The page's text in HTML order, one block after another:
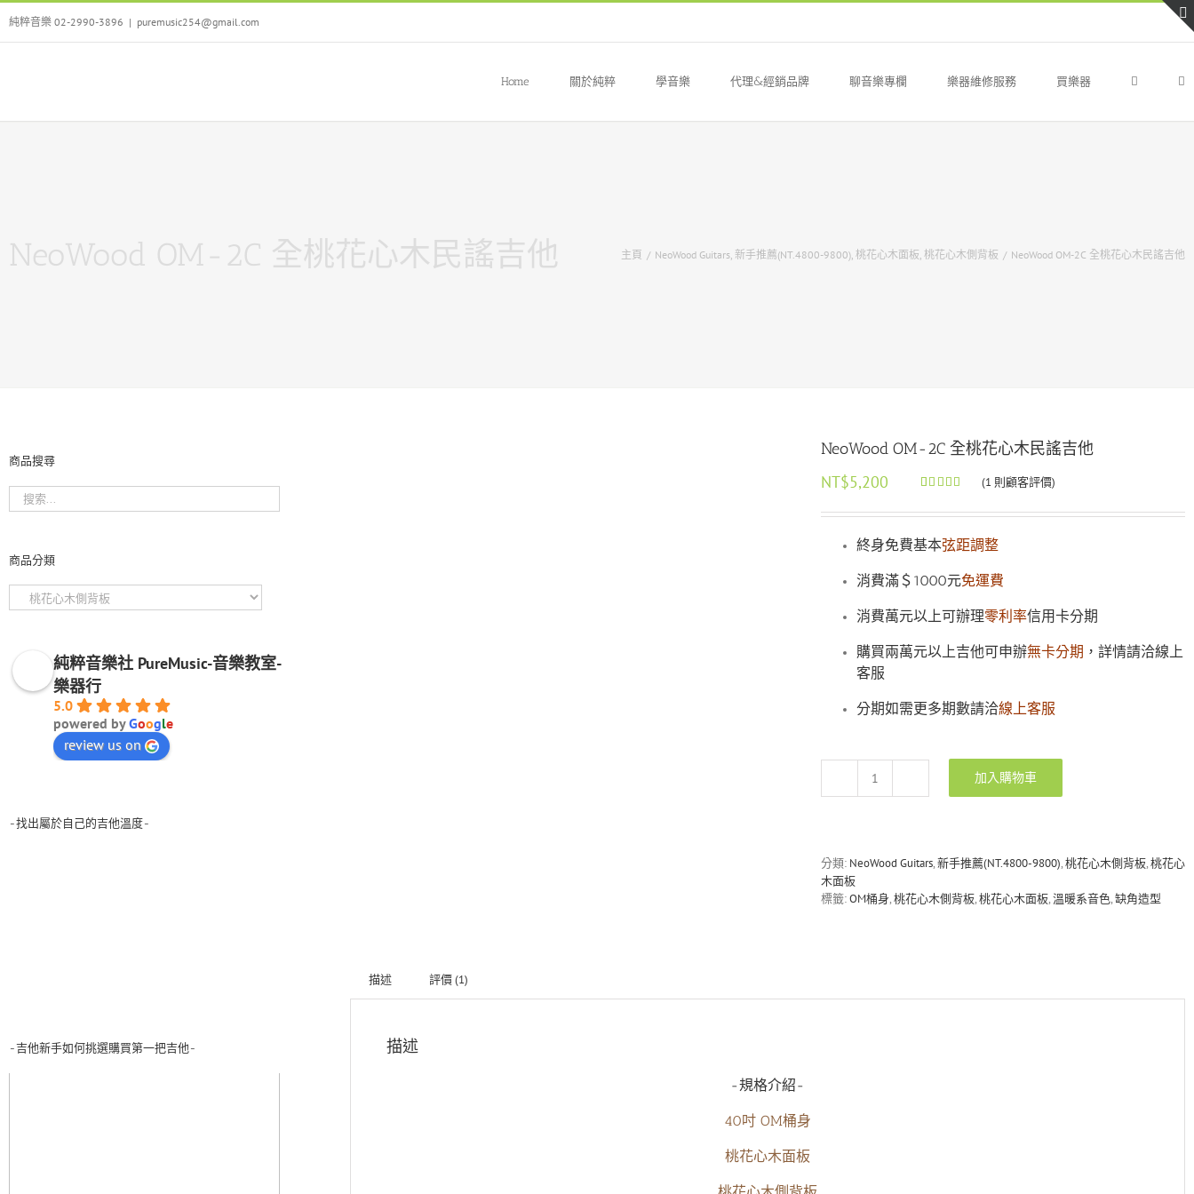
Skip
content
純粹音樂 02-2990-3896 | puremusic254@gmail.com
Home 關於純粹 學音樂 代理&經銷品牌 聊音樂專欄 樂器維修服務 買樂器
NeoWood OM-2C 全桃花心木民謠吉他 主頁 / NeoWood Guitars, 新手推薦(NT.4800-9800), 桃花心木面板, 桃花心木側背板 / NeoWood OM-2C 全桃花心木民謠吉他
NeoWood OM-2C 全桃花心木民謠吉他
NT$5,200
5，已有位
(1 則顧客評價)
終身免費基本弦距調整
消費滿＄1000元免運費
消費萬元以上可辦理零利率信用卡分期
購買兩萬元以上吉他可申辦無卡分期 ，詳情請洽線上
客服
分期如需更多期數請洽線上客服
NeoWood
桃
心
數
加入購物車
分類: NeoWood Guitars,新手推薦(NT.4800-9800),桃花心木側背板,桃花心
木面板
標籤:OM桶身,桃花心木側背板,桃花心木面板,溫暖系音色,缺角造型
描述 評價 (1)
描述
-規格介紹-
40吋 OM桶身
桃花心木面板
商品搜尋
商品分類
純粹音樂社 PureMusic-音樂教室-
樂器行
5.0
powered byGoogle
review us on
-找出屬於自己的吉他溫度-
-吉他新手如何挑選購買第一把吉他-